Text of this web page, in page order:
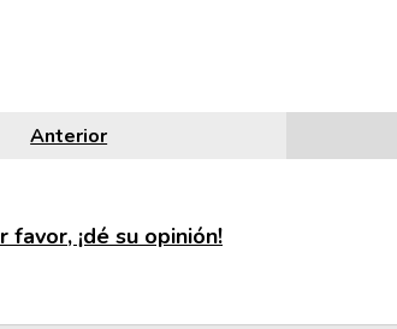
Anterior
favor, ¡dé su opinión!